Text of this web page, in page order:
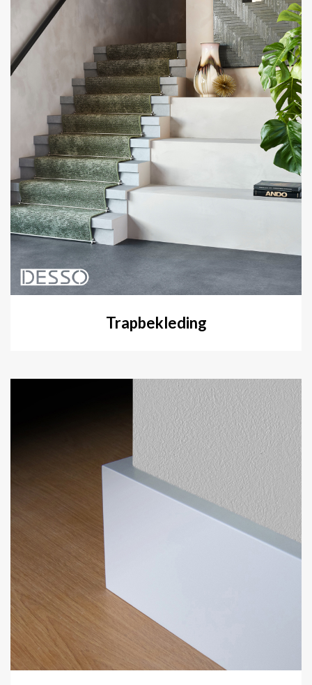
Trapbekleding